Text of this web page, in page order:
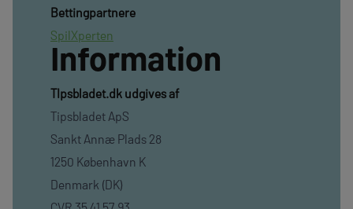
Bettingpartnere
SpilXperten
Information
TIpsbladet.dk udgives af
Tipsbladet ApS
Sankt Annæ Plads 28
1250 København K
Denmark (DK)